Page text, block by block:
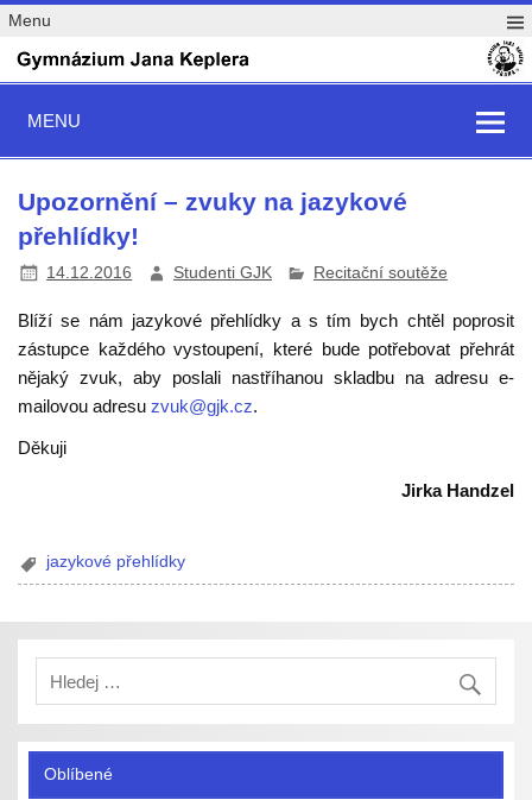
Menu
MENU
Upozornění – zvuky na jazykové
přehlídky!
14.12.2016 Studenti GJK Recitační soutěže
Blíží se nám jazykové přehlídky a s tím bych chtěl poprosit
zástupce každého vystoupení, které bude potřebovat přehrát
nějaký zvuk, aby poslali nastříhanou skladbu na adresu e-
mailovou adresuzvuk@gjk.cz.
Děkuji
Jirka Handzel
jazykové přehlídky
Oblíbené